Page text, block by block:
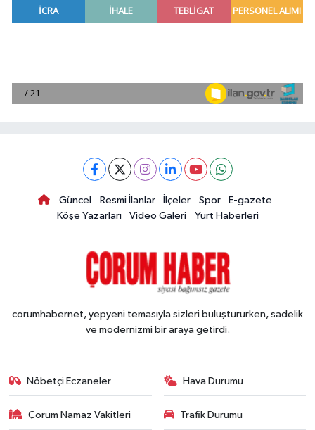
Güncel Resmi İlanlar İlçeler Spor
E-gazete
Köşe Yazarları
Video Galeri Yurt Haberleri
corumhabernet, yepyeni temasıyla sizleri buluştururken, sadelik
ve modernizmi bir araya getirdi.
Nöbetçi Eczaneler Hava Durumu
Çorum Namaz Vakitleri Trafik Durumu